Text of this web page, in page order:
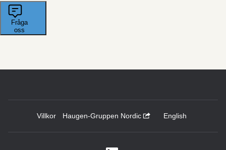
Villkor Haugen-Gruppen Nordic English